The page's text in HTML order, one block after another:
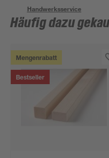
Handwerksservice
Häufig dazu
Mengenrabatt
Bestseller